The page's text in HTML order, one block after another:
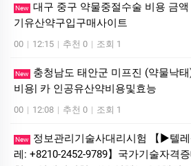
New 대구 중구 약물중절수술 비용 금
기유산약구입구매사이트
00 | 12:15 | 추천 0 | 조회 1
New
충청남도 태안군 미프진 (약물낙
비용| 카 인공유산약비용및효능
00 | 12:08 | 추천 0 | 조회 1
New
정보관리기술사대리시험 【▶텔
레: +8210-2452-9789】국가기술자격